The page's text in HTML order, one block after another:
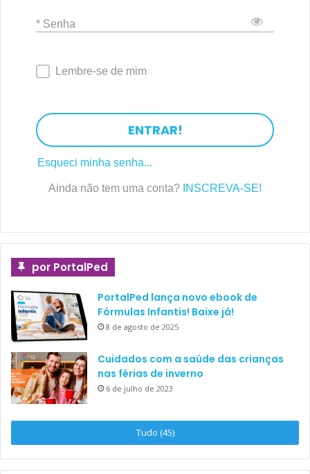
* Senha
Lembre-se de mim
ENTRAR!
Esqueci minha senha...
Ainda não tem uma conta? INSCREVA-SE!
por PortalPed
PortalPed lança novo ebook de
Fórmulas Infantis! Baixe já!
8 de agosto de 2025
Cuidados com a saúde das crianças
nas férias de inverno
6 de julho de 2023
Tudo (45)